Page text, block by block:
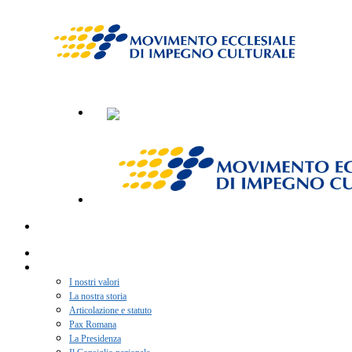
I nostri valori
La nostra storia
Articolazione e statuto
Pax Romana
La Presidenza